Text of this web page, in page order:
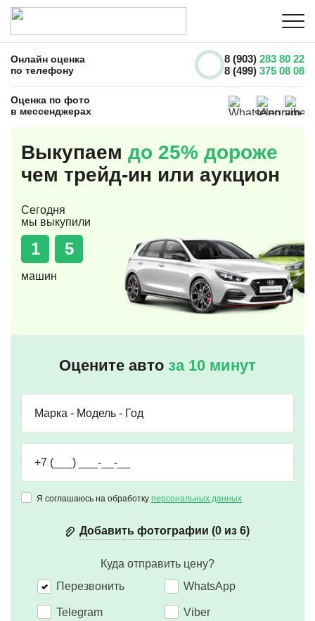
Онлайн оценка
по телефону
8 (903) 283 80 22
8 (499) 375 08 08
Оценка по фото
в мессенджерах
Выкупаем до 25% дороже
чем трейд-ин или аукцион
Сегодня
мы выкупили
1 5
машин
Оцените авто за 10 минут
Я соглашаюсь на обработку персональных данных
Добавить фотографии (0 из 6)
Куда отправить цену?
Перезвонить
WhatsApp
Telegram Viber